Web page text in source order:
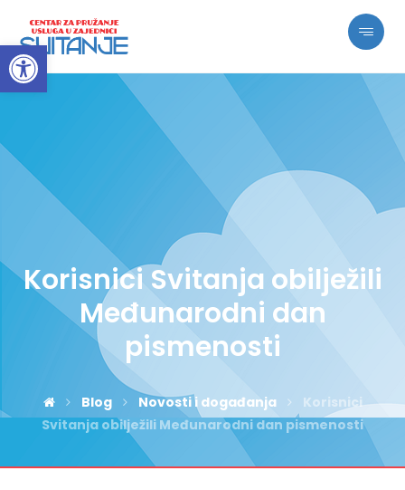
Open toolbar
Korisnici Svitanja obilježili
Međunarodni dan
pismenosti
Blog Novosti i događanja
Korisnici
Svitanja obilježili Međunarodni dan pismenosti